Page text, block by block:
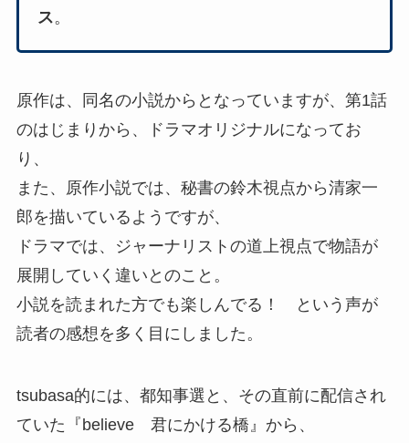
ス。
原作は、同名の小説からとなっていますが、第1話
のはじまりから、ドラマオリジナルになってお
り、
また、原作小説では、秘書の鈴木視点から清家一
郎を描いているようですが、
ドラマでは、ジャーナリストの道上視点で物語が
展開していく違いとのこと。
小説を読まれた方でも楽しんでる！ という声が
読者の感想を多く目にしました。
tsubasa的には、都知事選と、その直前に配信され
ていた『believe 君にかける橋』から、